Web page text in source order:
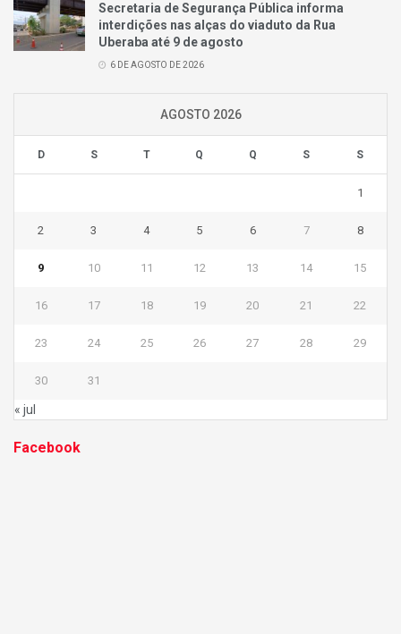
Secretaria de Segurança Pública informa
interdições nas alças do viaduto da Rua
Uberaba até 9 de agosto
6 DE AGOSTO DE 2026
AGOSTO 2026
D S T Q Q S S
1
2 3 4 5 6 7 8
9 10 11 12 13 14 15
16 17 18 19 20 21 22
23 24 25 26 27 28 29
30 31
« jul
Facebook